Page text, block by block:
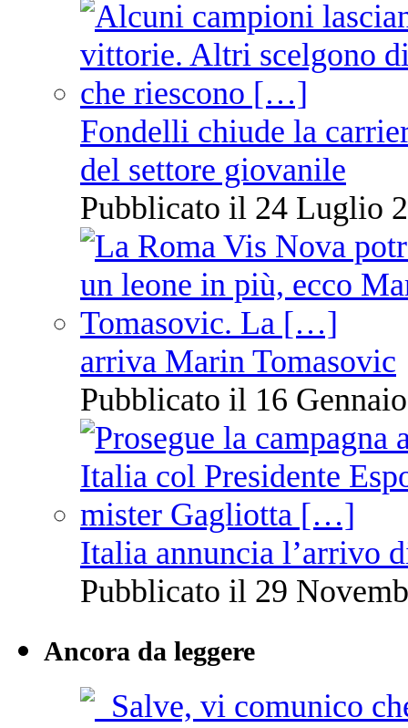
Fondelli chiude la
del settore giovanile
Pubblicato il 24 Luglio
arriva Marin Tomasovic
Pubblicato il 16
Italia annuncia l’arrivo
Pubblicato il 29
Ancora da leggere